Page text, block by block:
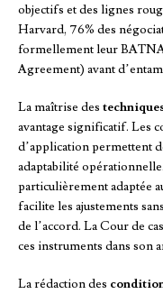
objectifs et des lignes
Harvard, 76% des
formellement leur
Agreement) avant
La maîtrise des
avantage significatif. Les
d’application permettent
adaptabilité
particulièrement adaptée
facilite les ajustements
de l’accord. La Cour de
ces instruments dans son
La rédaction des